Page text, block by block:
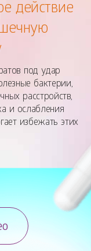
действие
под удар
бактерии,
расстройств,
и ослабления
избежать этих